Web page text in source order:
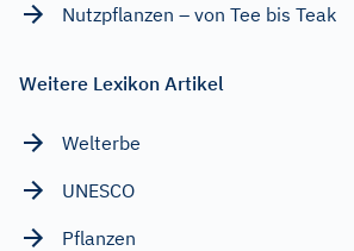
Nutzpflanzen – von Tee bis Teak
Weitere Lexikon Artikel
Welterbe
UNESCO
Pflanzen